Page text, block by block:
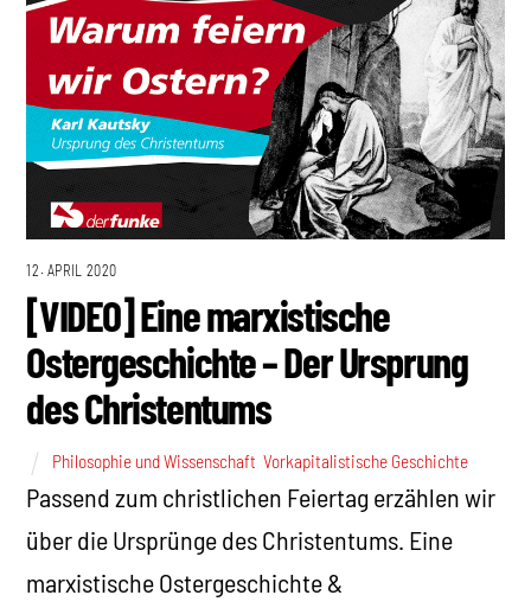
12. APRIL 2020
[VIDEO] Eine marxistische
Ostergeschichte – Der Ursprung
des Christentums
Philosophie und Wissenschaft ,Vorkapitalistische Geschichte
Passend zum christlichen Feiertag erzählen wir
über die Ursprünge des Christentums. Eine
marxistische Ostergeschichte &